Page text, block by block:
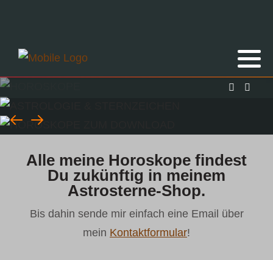
Alle meine Horoskope findest
Du zukünftig in meinem
Astrosterne-Shop.
Bis dahin sende mir einfach eine Email über
mein Kontaktformular!